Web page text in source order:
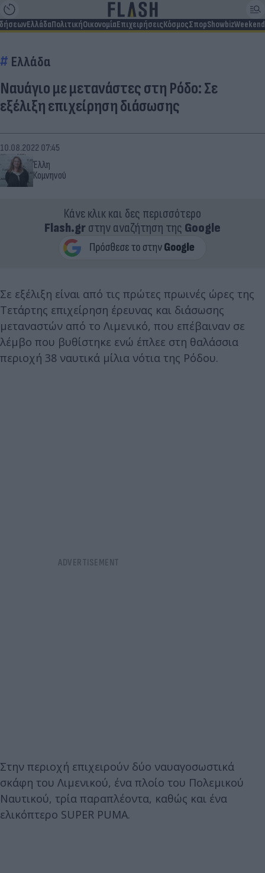
ΕλλάδαΠολιτικήΟικονομίαΕπιχειρήσειςΚόσμοςΣπορShowbizWeekend
Ελλάδα
Ναυάγιο με μετανάστες στη Ρόδο: Σε
εξέλιξη επιχείρηση διάσωσης
Έλλη
Κομνηνού
10.08.2022 07:45
Κάνε κλικ και δες περισσότερο
Flash.grστην αναζήτηση της Google
Σε εξέλιξη είναι από τις πρώτες πρωινές ώρες της
Τετάρτης επιχείρηση έρευνας και διάσωσης
μεταναστών από το Λιμενικό, που επέβαιναν σε
λέμβο που βυθίστηκε ενώ έπλεε στη θαλάσσια
περιοχή 38 ναυτικά μίλια νότια της Ρόδου.
Στην περιοχή επιχειρούν δύο ναυαγοσωστικά
σκάφη του Λιμενικού, ένα πλοίο του Πολεμικού
Ναυτικού, τρία παραπλέοντα, καθώς και ένα
ελικόπτερο SUPER PUMA.